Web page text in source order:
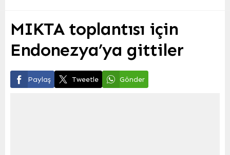
MIKTA toplantısı için
Endonezya’ya gittiler
Paylaş Tweetle Gönder